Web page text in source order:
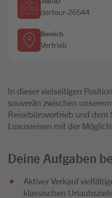
dertour-26544
Bereich
Vertrieb
In dieser vielseitigen
souverän zwischen
Reisebürovertrieb und dem
Luxusreisen mit der
Deine Aufgaben
Aktiver Verkauf
klassischen